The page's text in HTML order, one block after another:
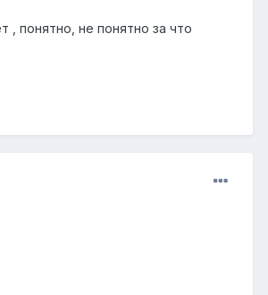
, понятно, не понятно за что